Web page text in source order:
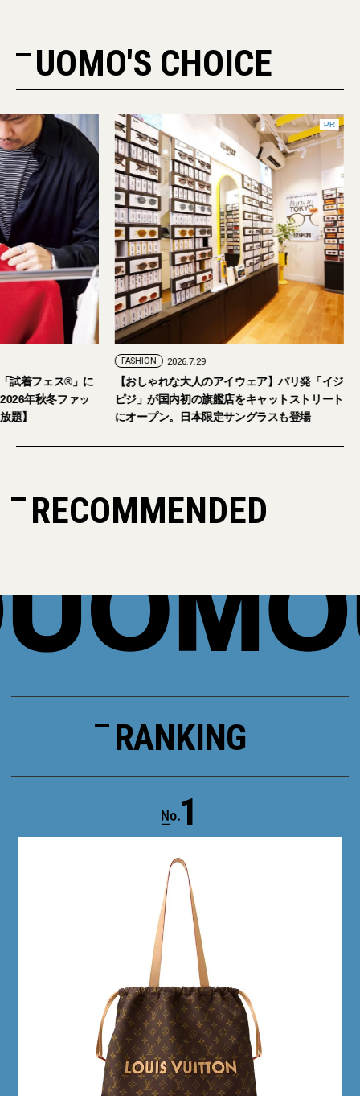
UOMO'S CHOICE
2026年9月5日・6日開催。「試着フェス®︎」に
読者の皆さまをご招待。【2026年秋冬ファッ
ション＆美容アイテム試し放題】
【おしゃれな大人
ピジ」が国内初の
にオープン。日本
RECOMMENDED
RANKING
1